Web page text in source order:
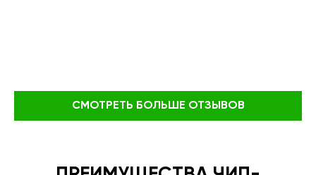
СМОТРЕТЬ БОЛЬШЕ ОТЗЫВОВ